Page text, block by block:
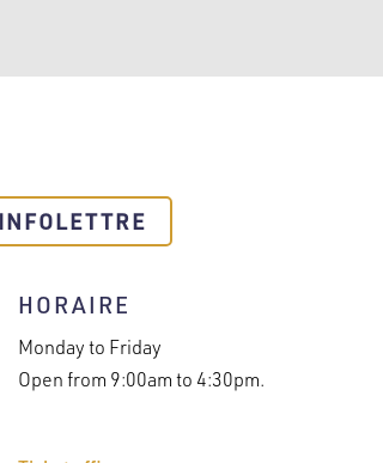
HORAIRE
Monday to Friday
Open from 9:00am to 4:30pm.